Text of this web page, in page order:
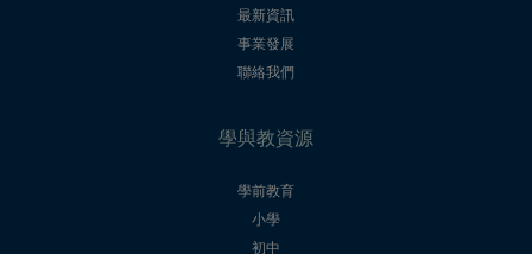
最新資訊
事業發展
聯絡我們
學與教資源
學前教育
小學
初中